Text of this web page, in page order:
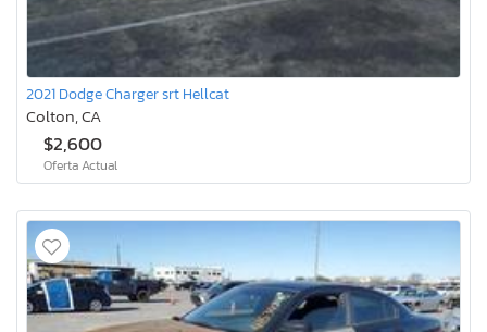
2021 Dodge Charger srt Hellcat
Colton, CA
$2,600
Oferta Actual